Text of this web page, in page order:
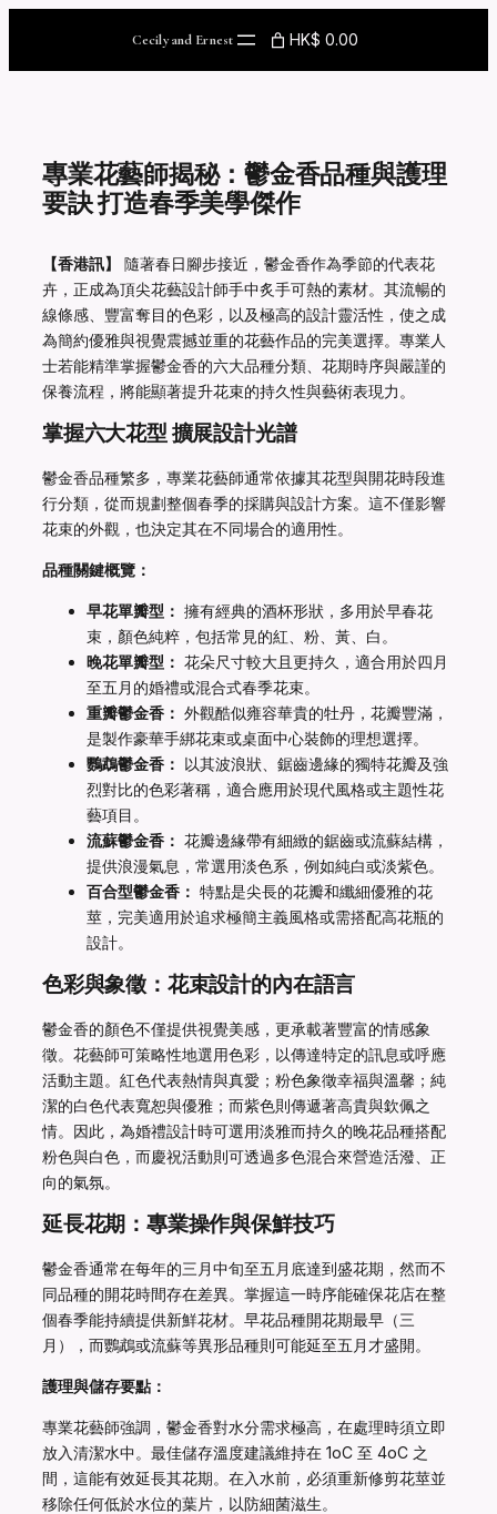
Cecily and Ernest HK$ 0.00
專業花藝師揭秘：鬱金香品種與護理
要訣 打造春季美學傑作
【香港訊】
隨著春日腳步接近，鬱金香作為季節的代表花
卉，正成為頂尖花藝設計師手中炙手可熱的素材。其流暢的
線條感、豐富奪目的色彩，以及極高的設計靈活性，使之成
為簡約優雅與視覺震撼並重的花藝作品的完美選擇。專業人
士若能精準掌握鬱金香的六大品種分類、花期時序與嚴謹的
保養流程，將能顯著提升花束的持久性與藝術表現力。
掌握六大花型 擴展設計光譜
鬱金香品種繁多，專業花藝師通常依據其花型與開花時段進
行分類，從而規劃整個春季的採購與設計方案。這不僅影響
花束的外觀，也決定其在不同場合的適用性。
品種關鍵概覽：
早花單瓣型： 擁有經典的酒杯形狀，多用於早春花
束，顏色純粹，包括常見的紅、粉、黃、白。
晚花單瓣型： 花朵尺寸較大且更持久，適合用於四月
至五月的婚禮或混合式春季花束。
重瓣鬱金香： 外觀酷似雍容華貴的牡丹，花瓣豐滿，
是製作豪華手綁花束或桌面中心裝飾的理想選擇。
鸚鵡鬱金香： 以其波浪狀、鋸齒邊緣的獨特花瓣及強
烈對比的色彩著稱，適合應用於現代風格或主題性花
藝項目。
流蘇鬱金香： 花瓣邊緣帶有細緻的鋸齒或流蘇結構，
提供浪漫氣息，常選用淡色系，例如純白或淡紫色。
百合型鬱金香： 特點是尖長的花瓣和纖細優雅的花
莖，完美適用於追求極簡主義風格或需搭配高花瓶的
設計。
色彩與象徵：花束設計的內在語言
鬱金香的顏色不僅提供視覺美感，更承載著豐富的情感象
徵。花藝師可策略性地選用色彩，以傳達特定的訊息或呼應
活動主題。紅色代表熱情與真愛；粉色象徵幸福與溫馨；純
潔的白色代表寬恕與優雅；而紫色則傳遞著高貴與欽佩之
情。因此，為婚禮設計時可選用淡雅而持久的晚花品種搭配
粉色與白色，而慶祝活動則可透過多色混合來營造活潑、正
向的氣氛。
延長花期：專業操作與保鮮技巧
鬱金香通常在每年的三月中旬至五月底達到盛花期，然而不
同品種的開花時間存在差異。掌握這一時序能確保花店在整
個春季能持續提供新鮮花材。早花品種開花期最早（三
月），而鸚鵡或流蘇等異形品種則可能延至五月才盛開。
護理與儲存要點：
專業花藝師強調，鬱金香對水分需求極高，在處理時須立即
放入清潔水中。最佳儲存溫度建議維持在 1oC 至 4oC 之
間，這能有效延長其花期。在入水前，必須重新修剪花莖並
移除任何低於水位的葉片，以防細菌滋生。